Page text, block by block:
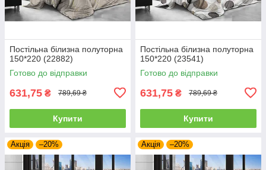
Постільна білизна полуторна
150*220 (22882)
Готово до відправки
631,75 ₴ 789,69 ₴
Купити
Постільна білизна полуторна
150*220 (23541)
Готово до відправки
631,75 ₴ 789,69 ₴
Купити
Акція –20% Акція –20%